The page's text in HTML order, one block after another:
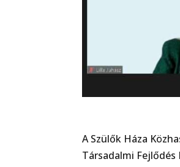
A Szülők Háza
Társadalmi